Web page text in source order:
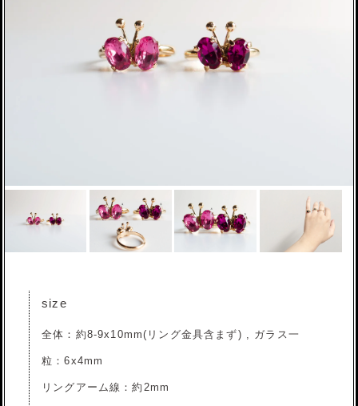
size
全体：約8-9x10mm(リング金具含まず) , ガラス一
粒：6x4mm
リングアーム線：約2mm